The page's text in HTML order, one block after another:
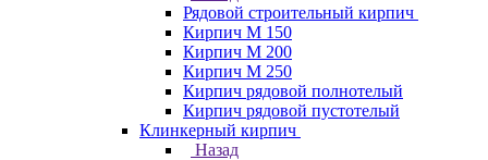
Рядовой строительный кирпич
Кирпич М 150
Кирпич М 200
Кирпич М 250
Кирпич рядовой полнотелый
Кирпич рядовой пустотелый
Клинкерный кирпич
Назад